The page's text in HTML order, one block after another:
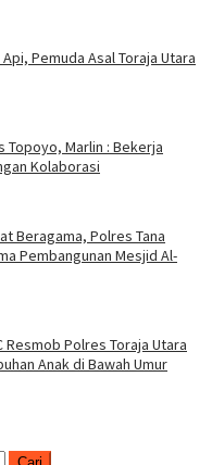
Pemuda Asal Toraja Utara
Topoyo, Marlin : Bekerja
Kolaborasi
Beragama, Polres Tana
Pembangunan Mesjid Al-
Resmob Polres Toraja Utara
Anak di Bawah Umur